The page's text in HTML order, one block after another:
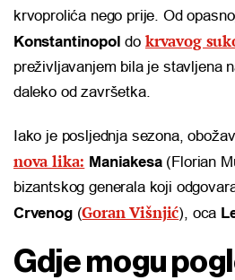
krvoprolića nego prije. Od
Konstantinopol do krvavog
preživljavanjem bila je stavljena
daleko od završetka.
Iako je posljednja sezona,
nova lika: Maniakesa(Florian
bizantskog generala koji
Crvenog(Goran Višnjić), oca
Gdje mogu